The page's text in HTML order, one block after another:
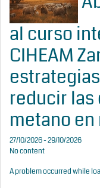
al curso
CIHEAM
reducir las
metano
27/10/2026 - 29/10/2026
No content
A problem occurred while